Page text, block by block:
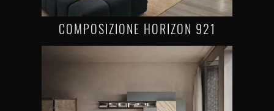
COMPOSIZIONE HORIZON 921